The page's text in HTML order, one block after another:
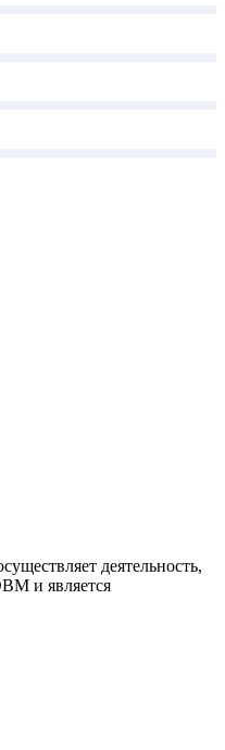
деятельность,
и является